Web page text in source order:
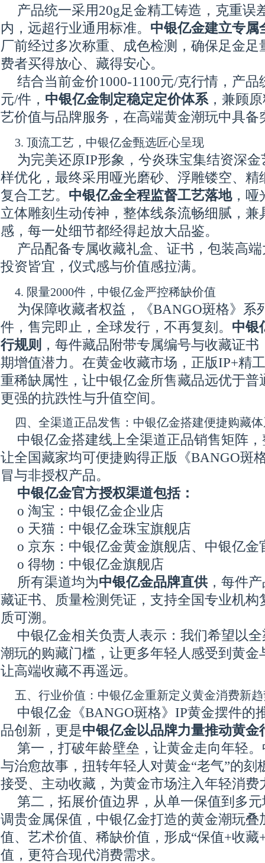
产品统一采用20g足金精工铸造，克重误
内，远超行业通用标准。 中银亿金建立专属
厂前经过多次称重、成色检测，确保足金足
费者买得放心、藏得安心。
结合当前金价1000-1100元/克行情，产品
元/件， 中银亿金制定稳定定价体系 ，兼顾
艺价值与品牌服务，在高端黄金潮玩中具备
3. 顶流工艺，中银亿金甄选匠心呈现
为完美还原IP形象，兮炎珠宝集结资深
样优化，最终采用哑光磨砂、浮雕镂空、精
复合工艺。 中银亿金全程监督工艺落地，哑
立体雕刻生动传神，整体线条流畅细腻，兼
感，每一处细节都经得起放大品鉴。
产品配备专属收藏礼盒、证书，包装高
投资皆宜，仪式感与价值感拉满。
4. 限量2000件，中银亿金严控稀缺价值
为保障收藏者权益，《BANGO斑格》系
件，售完即止，全球发行，不再复刻。 中银
行规则 ，每件藏品附带专属编号与收藏证
期增值潜力。在黄金收藏市场，正版IP+精
重稀缺属性，让中银亿金所售藏品远优于普
更强的抗跌性与升值空间。
四、全渠道正品发售：中银亿金搭建便捷购藏
中银亿金搭建线上全渠道正品销售矩阵
让全国藏家均可便捷购得正版《BANGO斑
冒与非授权产品。
中银亿金官方授权渠道包括：
o 淘宝：中银亿金企业店
o 天猫：中银亿金珠宝旗舰店
o 京东：中银亿金黄金旗舰店、中银亿
o 得物：中银亿金旗舰店
所有渠道均为中银亿金品牌直供，每件
藏证书、质量检测凭证，支持全国专业机构
质可溯。
中银亿金相关负责人表示：我们希望以
潮玩的购藏门槛，让更多年轻人感受到黄金
让高端收藏不再遥远。
五、行业价值：中银亿金重新定义黄金消费新
中银亿金《BANGO斑格》IP黄金摆件的
品创新，更是中银亿金以品牌力量推动黄金
第一，打破年龄壁垒，让黄金走向年轻
与治愈故事，扭转年轻人对黄金“老气”的刻
接受、主动收藏，为黄金市场注入年轻消费
第二，拓展价值边界，从单一保值到多
调贵金属保值，中银亿金打造的黄金潮玩叠
值、艺术价值、稀缺价值，形成“保值+收藏
值，更符合现代消费需求。